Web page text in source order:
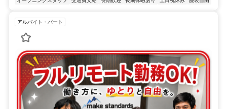
アルバイト・パート